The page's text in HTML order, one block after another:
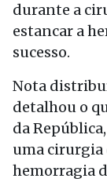
durante a
estancar a
sucesso.
Nota
detalhou o
da
uma cirurgia
hemorragia